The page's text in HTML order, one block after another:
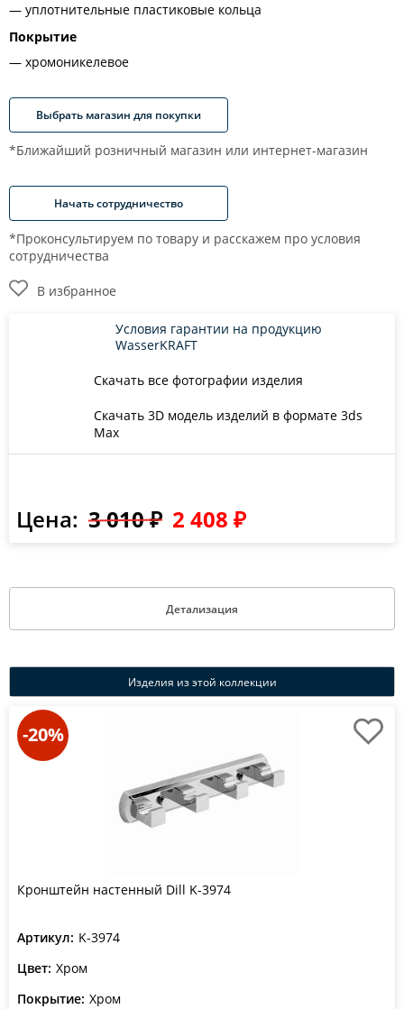
уплотнительные пластиковые кольца
Покрытие
хромоникелевое
Выбрать магазин для покупки
*Ближайший розничный магазин или интернет-магазин
Начать сотрудничество
*Проконсультируем по товару и расскажем про условия
сотрудничества
В избранное
Скачать все фотографии изделия
Скачать 3D модель изделий в формате 3ds
Max
Условия гарантии на продукцию
WasserKRAFT
Цена: 3 010 ₽ 2 408 ₽
Детализация
Изделия из этой коллекции
-20%
Кронштейн настенный Dill K-3974
Артикул: K-3974
Цвет: Хром
Покрытие: Хром